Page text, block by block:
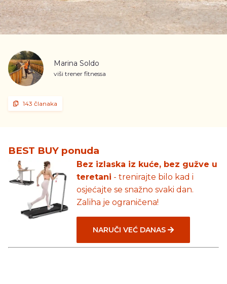
Marina Soldo
viši trener fitnessa
143 članaka
BEST BUY ponuda
Bez izlaska iz kuće, bez gužve u
teretani - trenirajte bilo kad i
osjećajte se snažno svaki dan.
Zaliha je ograničena!
NARUČI VEĆ DANAS